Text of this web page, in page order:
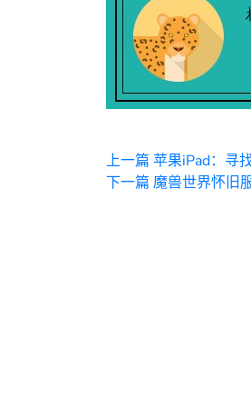
上一篇 苹果iPad：寻
下一篇 魔兽世界怀旧